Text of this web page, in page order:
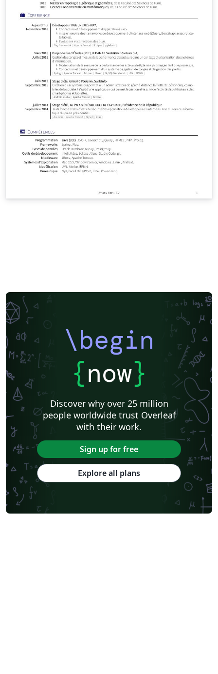
\begin
{now}
Discover why over 25 million
people worldwide trust Overleaf
with their work.
Sign up for free
Explore all plans